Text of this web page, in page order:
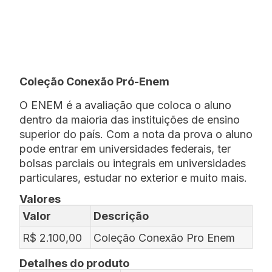
Coleção Conexão Pró-Enem
O ENEM é a avaliação que coloca o aluno
dentro da maioria das instituições de ensino
superior do país. Com a nota da prova o aluno
pode entrar em universidades federais, ter
bolsas parciais ou integrais em universidades
particulares, estudar no exterior e muito mais.
Valores
Valor
Descrição
R$ 2.100,00
Coleção Conexão Pro Enem
Detalhes do produto